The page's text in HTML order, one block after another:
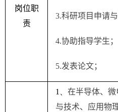
岗位职
责
3.科研项目申请与
4.协助指导学生；
5.发表论文；
1、 在半导体、
与技术、应用物